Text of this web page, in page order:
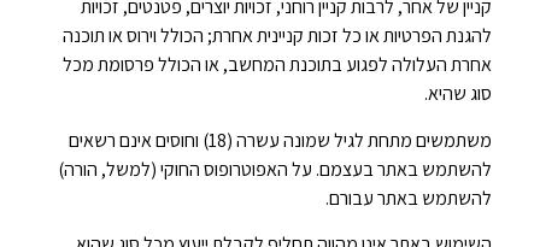
קניין של אחר, לרבות קניין רוחני, זכויות יוצרים, פטנטים, זכויות
להגנת הפרטיות או כל זכות קניינית אחרת; הכולל וירוס או תוכנה
אחרת העלולה לפגוע בתוכנת המחשב, או הכולל פרסומת מכל
סוג שהיא.
משתמשים מתחת לגיל שמונה עשרה (18) וחוסים אינם רשאים
להשתמש באתר בעצמם. על האפוטרופוס החוקי (למשל, הורה)
להשתמש באתר עבורם.